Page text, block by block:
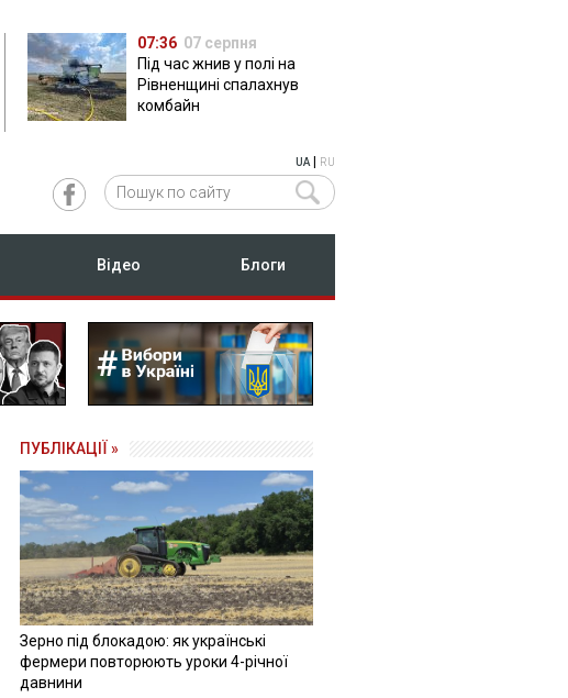
07:36 07 серпня
Під час жнив у полі на
Рівненщині спалахнув
комбайн
UA| RU
Відео Блоги
ПУБЛІКАЦІЇ »
Зерно під блокадою: як українські
фермери повторюють уроки 4-річної
давнини